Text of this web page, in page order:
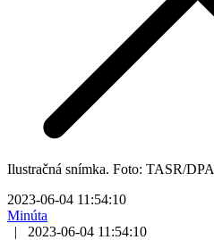
Ilustračná snímka. Foto: TASR/DPA
2023-06-04 11:54:10
Minúta
|
2023-06-04 11:54:10